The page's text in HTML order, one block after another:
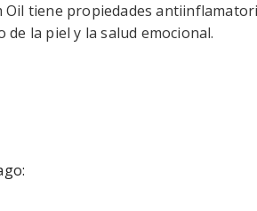
Oil tiene propiedades
de la piel y la salud emocional.